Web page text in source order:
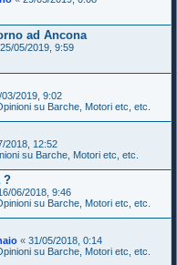
ad Ancona
25/05/2019, 9:59
03/2019, 9:02
su Barche, Motori etc, etc.
2018, 12:52
su Barche, Motori etc, etc.
?
06/2018, 9:46
su Barche, Motori etc, etc.
« 31/05/2018, 0:14
su Barche, Motori etc, etc.